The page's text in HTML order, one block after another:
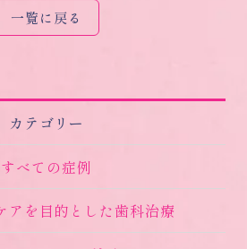
カテゴリー
すべての症例
アを目的とした歯科治療
一覧に戻る